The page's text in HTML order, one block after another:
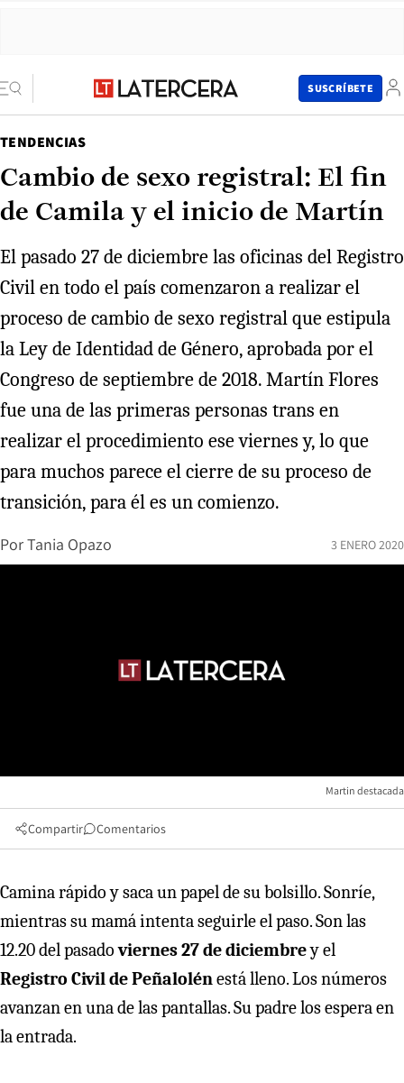
SUSCRÍBETE
TENDENCIAS
Cambio de sexo registral: El fin
de Camila y el inicio de Martín
El pasado 27 de diciembre las oficinas del Registro
Civil en todo el país comenzaron a realizar el
proceso de cambio de sexo registral que estipula
la Ley de Identidad de Género, aprobada por el
Congreso de septiembre de 2018. Martín Flores
fue una de las primeras personas trans en
realizar el procedimiento ese viernes y, lo que
para muchos parece el cierre de su proceso de
transición, para él es un comienzo.
PorTania Opazo 3 ENERO 2020
Martin destacada
Compartir Comentarios
Camina rápido y saca un papel de su bolsillo. Sonríe,
mientras su mamá intenta seguirle el paso. Son las
12.20 del pasadoviernes 27 de diciembrey el
Registro Civil de Peñalolénestá lleno. Los números
avanzan en una de las pantallas. Su padre los espera en
la entrada.